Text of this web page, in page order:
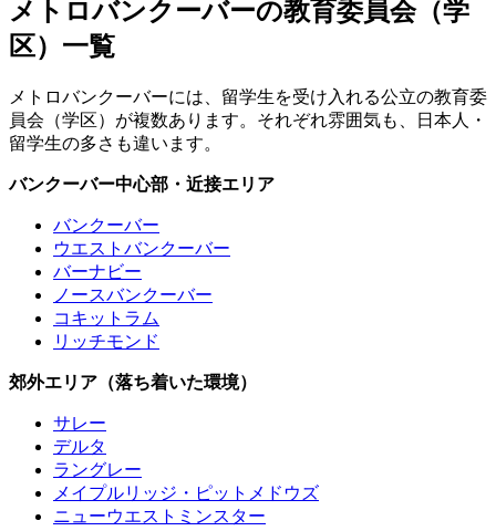
メトロバンクーバーの教育委員会（学
区）一覧
メトロバンクーバーには、留学生を受け入れる公立の教育委
員会（学区）が複数あります。それぞれ雰囲気も、日本人・
留学生の多さも違います。
バンクーバー中心部・近接エリア
バンクーバー
ウエストバンクーバー
バーナビー
ノースバンクーバー
コキットラム
リッチモンド
郊外エリア（落ち着いた環境）
サレー
デルタ
ラングレー
メイプルリッジ・ピットメドウズ
ニューウエストミンスター